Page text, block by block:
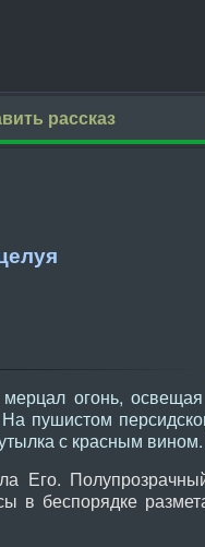
рассказ
огонь, освещая
пушистом
с красным
Его.
в беспорядке